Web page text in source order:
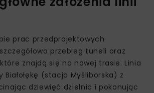
prac przedprojektowych
przebieg tuneli oraz
znajdą się na nowej trasie. Linia
Białołękę (stacja Myśliborska) z
dziewięć dzielnic i pokonując